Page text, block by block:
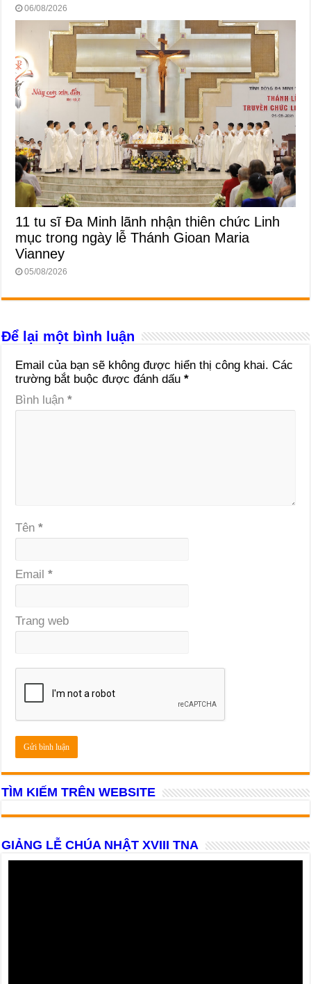
06/08/2026
11 tu sĩ Đa Minh lãnh nhận thiên chức Linh
mục trong ngày lễ Thánh Gioan Maria
Vianney
05/08/2026
Để lại một bình luận
Email của bạn sẽ không được hiển thị công khai. Các
trường bắt buộc được đánh dấu*
Bình luận*
Tên*
Email*
Trang web
TÌM KIẾM TRÊN WEBSITE
GIẢNG LỄ CHÚA NHẬT XVIII TNA